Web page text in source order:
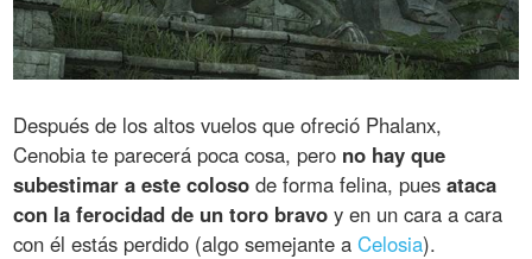
Después de los altos vuelos que ofreció Phalanx,
Cenobia te parecerá poca cosa, pero no hay que
subestimar a este coloso de forma felina, puesataca
con la ferocidad de un toro bravo y en un cara a cara
con él estás perdido (algo semejante aCelosia).